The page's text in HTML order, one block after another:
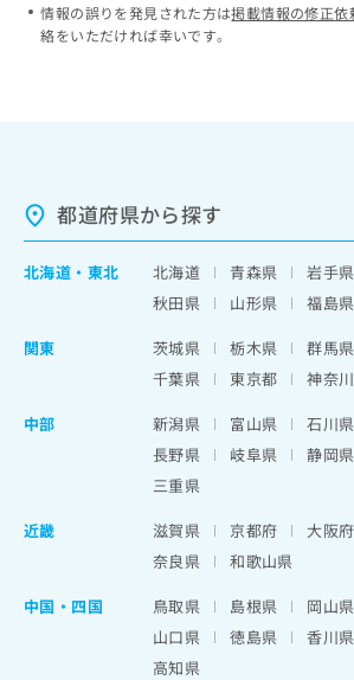
情報の誤りを発見された方は掲載情報の修正依
絡をいただければ幸いです。
都道府県から探す
北海道 ・ 東北 北海道 青森県 岩手県
秋田県
山形県
福島県
関東
茨城県 栃木県 群馬県
千葉県
東京都 神奈
中部
新潟県 富山県 石川県
長野県
岐阜県 静岡県
三重県
近畿
滋賀県 京都府 大阪府
奈良県
和歌山県
中国・四国
鳥取県 島根県 岡山県
山口県
徳島県 香川県
高知県